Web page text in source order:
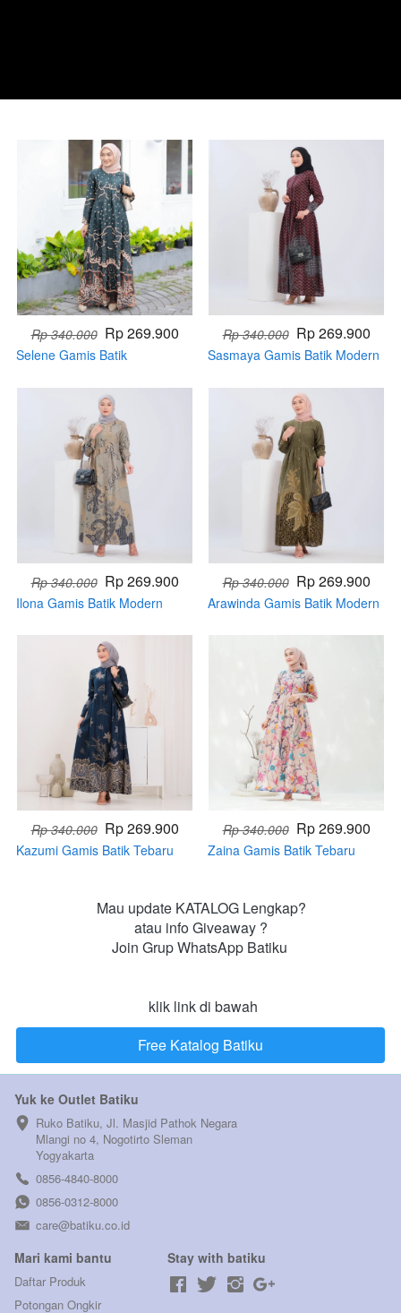
Rp 340.000 Rp 269.900
Selene Gamis Batik
Rp 340.000 Rp 269.900
Sasmaya Gamis Batik Modern
Rp 340.000 Rp 269.900
Ilona Gamis Batik Modern
Rp 340.000 Rp 269.900
Arawinda Gamis Batik Modern
Rp 340.000 Rp 269.900
Kazumi Gamis Batik Tebaru
Rp 340.000 Rp 269.900
Zaina Gamis Batik Tebaru
Mau update KATALOG Lengkap?
atau info Giveaway ?
Join Grup WhatsApp Batiku
klik link di bawah
`Free Katalog Batiku
Yuk ke Outlet Batiku
Ruko Batiku, Jl. Masjid Pathok Negara
Mlangi no 4, Nogotirto Sleman
Yogyakarta
0856-4840-8000
0856-0312-8000
care@batiku.co.id
Mari kami bantu
Daftar Produk
Potongan Ongkir
Stay with batiku